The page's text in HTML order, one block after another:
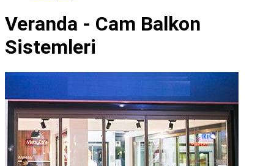
Veranda - Cam Balkon
Sistemleri